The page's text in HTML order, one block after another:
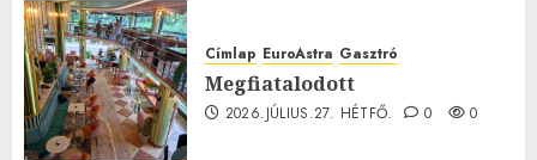
Címlap EuroAstra Gasztró
Megfiatalodott
2026.JÚLIUS.27. HÉTFŐ. 0 0